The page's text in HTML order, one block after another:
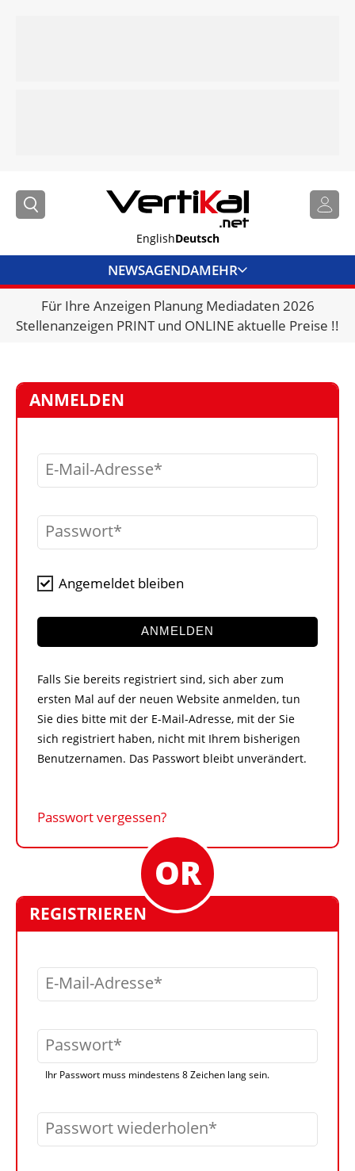
EnglishDeutsch
NEWSAGENDAMEHR
BRANCHENLINKS
VERMIETER
VIDEOS
BIBLIOTHEK
KRAN & BÜHNE
KONTAKT
Für Ihre Anzeigen Planung Mediadaten 2026
Stellenanzeigen PRINT und ONLINE aktuelle Preise !!
ANMELDEN
E-Mail-Adresse
Passwort
Angemeldet bleiben
ANMELDEN
Falls Sie bereits registriert sind, sich aber zum
ersten Mal auf der neuen Website anmelden, tun
Sie dies bitte mit der E-Mail-Adresse, mit der Sie
sich registriert haben, nicht mit Ihrem bisherigen
Benutzernamen. Das Passwort bleibt unverändert.
Passwort vergessen?
REGISTRIEREN
E-Mail-Adresse
Passwort
Ihr Passwort muss mindestens 8 Zeichen lang sein.
Passwort wiederholen